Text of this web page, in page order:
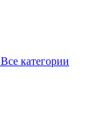
Все категории